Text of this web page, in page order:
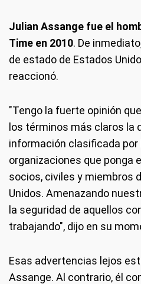
Julian Assange fue el
Time en 2010. De
de estado de Estados
reaccionó.
"Tengo la fuerte opinión
los términos más claros la
información clasificada por
organizaciones que ponga
socios, civiles y miembros
Unidos. Amenazando
la seguridad de aquellos
trabajando", dijo en su
Esas advertencias lejos
Assange. Al contrario, él